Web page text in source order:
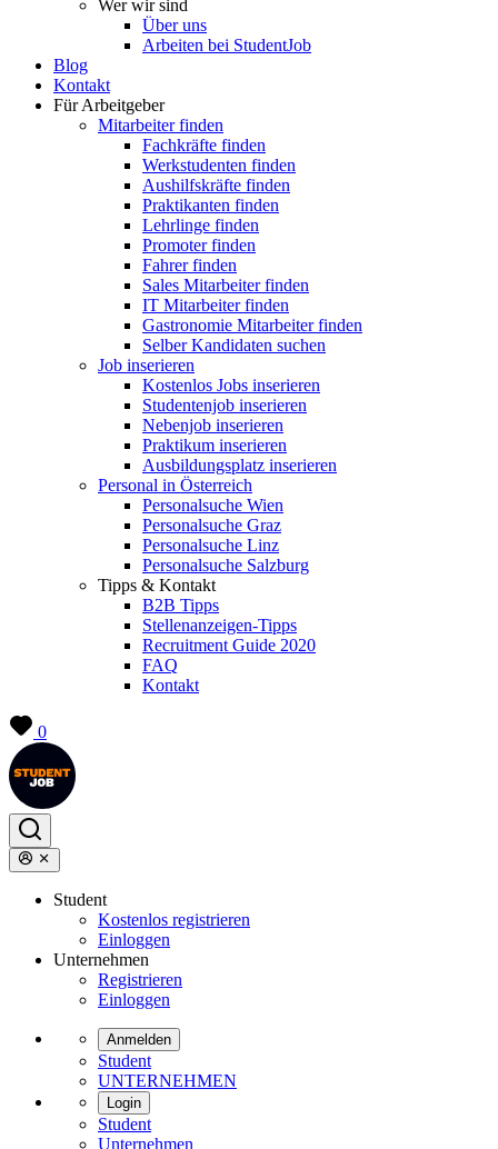
Wer wir sind
Über uns
Arbeiten bei StudentJob
Blog
Kontakt
Für Arbeitgeber
Mitarbeiter finden
Fachkräfte finden
Werkstudenten finden
Aushilfskräfte finden
Praktikanten finden
Lehrlinge finden
Promoter finden
Fahrer finden
Sales Mitarbeiter finden
IT Mitarbeiter finden
Gastronomie Mitarbeiter finden
Selber Kandidaten suchen
Job inserieren
Kostenlos Jobs inserieren
Studentenjob inserieren
Nebenjob inserieren
Praktikum inserieren
Ausbildungsplatz inserieren
Personal in Österreich
Personalsuche Wien
Personalsuche Graz
Personalsuche Linz
Personalsuche Salzburg
Tipps & Kontakt
B2B Tipps
Stellenanzeigen-Tipps
Recruitment Guide 2020
FAQ
Kontakt
0
Student
Kostenlos registrieren
Einloggen
Unternehmen
Registrieren
Einloggen
Anmelden
Student
UNTERNEHMEN
Login
Student
Unternehmen